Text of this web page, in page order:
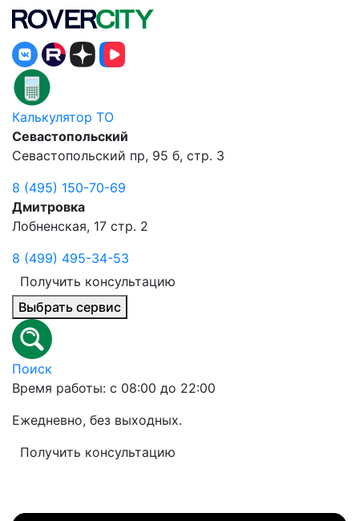
Калькулятор ТО
Севастопольский
Севастопольский пр, 95 б, стр. 3
8 (495) 150-70-69
Дмитровка
Лобненская, 17 стр. 2
8 (499) 495-34-53
Получить консультацию
Выбрать сервис
Поиск
Время работы: с 08:00 до 22:00
Ежедневно, без выходных.
Получить консультацию